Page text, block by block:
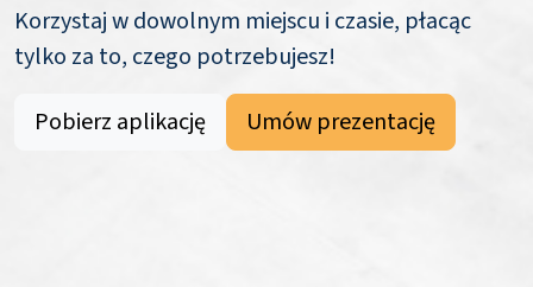
Korzystaj w dowolnym miejscu i czasie, płacąc
tylko za to, czego potrzebujesz!
Pobierz aplikację
Umów prezentację